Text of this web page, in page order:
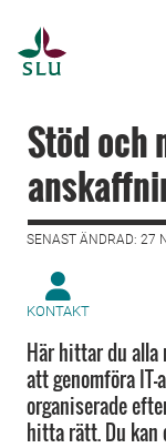
Stöd och
SENAST ÄNDRAD: 27
KONTAKT
Här hittar du alla
att genomföra
organiserade
hitta rätt. Du kan